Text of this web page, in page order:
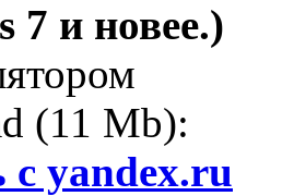
7 и новее.)
(11 Mb):
с yandex.ru